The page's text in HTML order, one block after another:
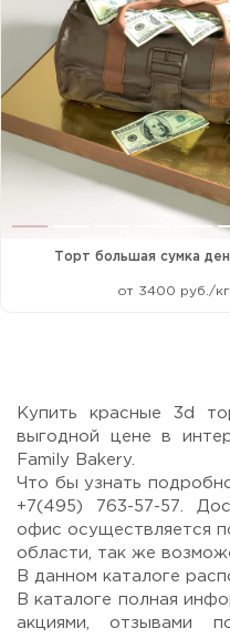
Торт большая сумка
от 3400 руб./кг
Купить красные 3d
выгодной цене в
Family Bakery.
Что бы узнать
+7(495) 763-57-57.
офис осуществляется
области, так же
В данном каталоге
В каталоге полная
акциями, отзывами